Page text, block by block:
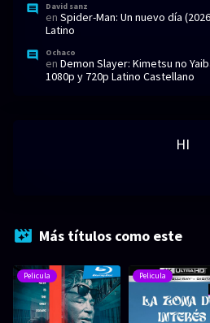
David sanz
en Spider-Man: Un nuevo día
Latino
Ochaco
en Demon Slayer: Kimetsu no
1080p y 720p Latino Castellano
HI
Más títulos como este
Pelicula Pelicula